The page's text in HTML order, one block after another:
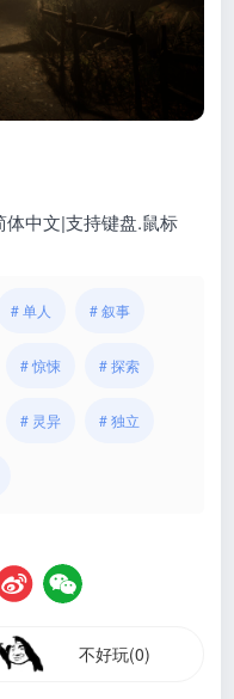
体中文|支持键盘.鼠标
# 单人 # 叙事
# 惊悚 # 探索
# 灵异 # 独立
不好玩(0)